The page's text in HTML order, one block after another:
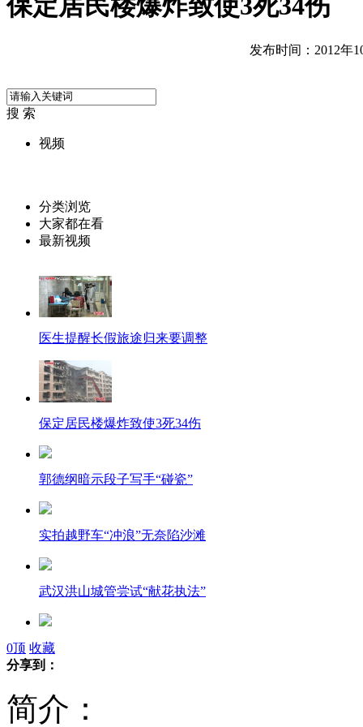
保定居民楼爆炸致使3死34伤
发布时间：2012年
搜 索
视频
分类浏览
大家都在看
最新视频
医生提醒长假旅途归来要调整
保定居民楼爆炸致使3死34伤
郭德纲暗示段子写手“碰瓷”
实拍越野车“冲浪”无奈陷沙滩
武汉洪山城管尝试“献花执法”
考研网上报名10日开始
北京国安预备队力克大连阿尔滨
0顶 收藏
分享到：
简介：